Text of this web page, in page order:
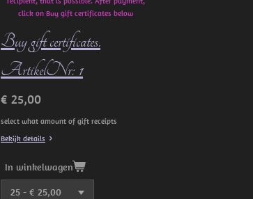
click on Buy gift certificates below
Buy gift certificates.
ArtikelNr: 1
€ 25,00
select what amount of gift receipts
Bekijk details
In winkelwagen